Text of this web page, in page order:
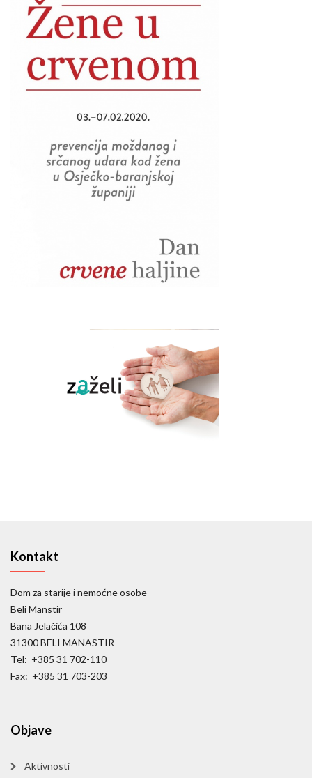
Kontakt
Dom za starije i nemoćne osobe
Beli Manstir
Bana Jelačića 108
31300 BELI MANASTIR
Tel: +385 31 702-110
Fax: +385 31 703-203
Objave
Aktivnosti